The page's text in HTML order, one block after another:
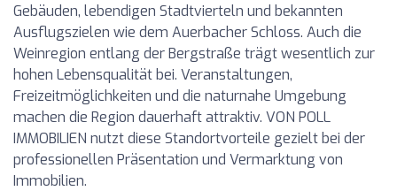
Gebäuden, lebendigen Stadtvierteln und bekannten
Ausflugszielen wie dem Auerbacher Schloss. Auch die
Weinregion entlang der Bergstraße trägt wesentlich zur
hohen Lebensqualität bei. Veranstaltungen,
Freizeitmöglichkeiten und die naturnahe Umgebung
machen die Region dauerhaft attraktiv. VON POLL
IMMOBILIEN nutzt diese Standortvorteile gezielt bei der
professionellen Präsentation und Vermarktung von
Immobilien.